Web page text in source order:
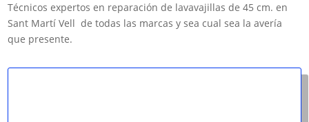
Técnicos expertos en reparación de lavavajillas de 45 cm. en
Sant Martí Vell de todas las marcas y sea cual sea la avería
que presente.